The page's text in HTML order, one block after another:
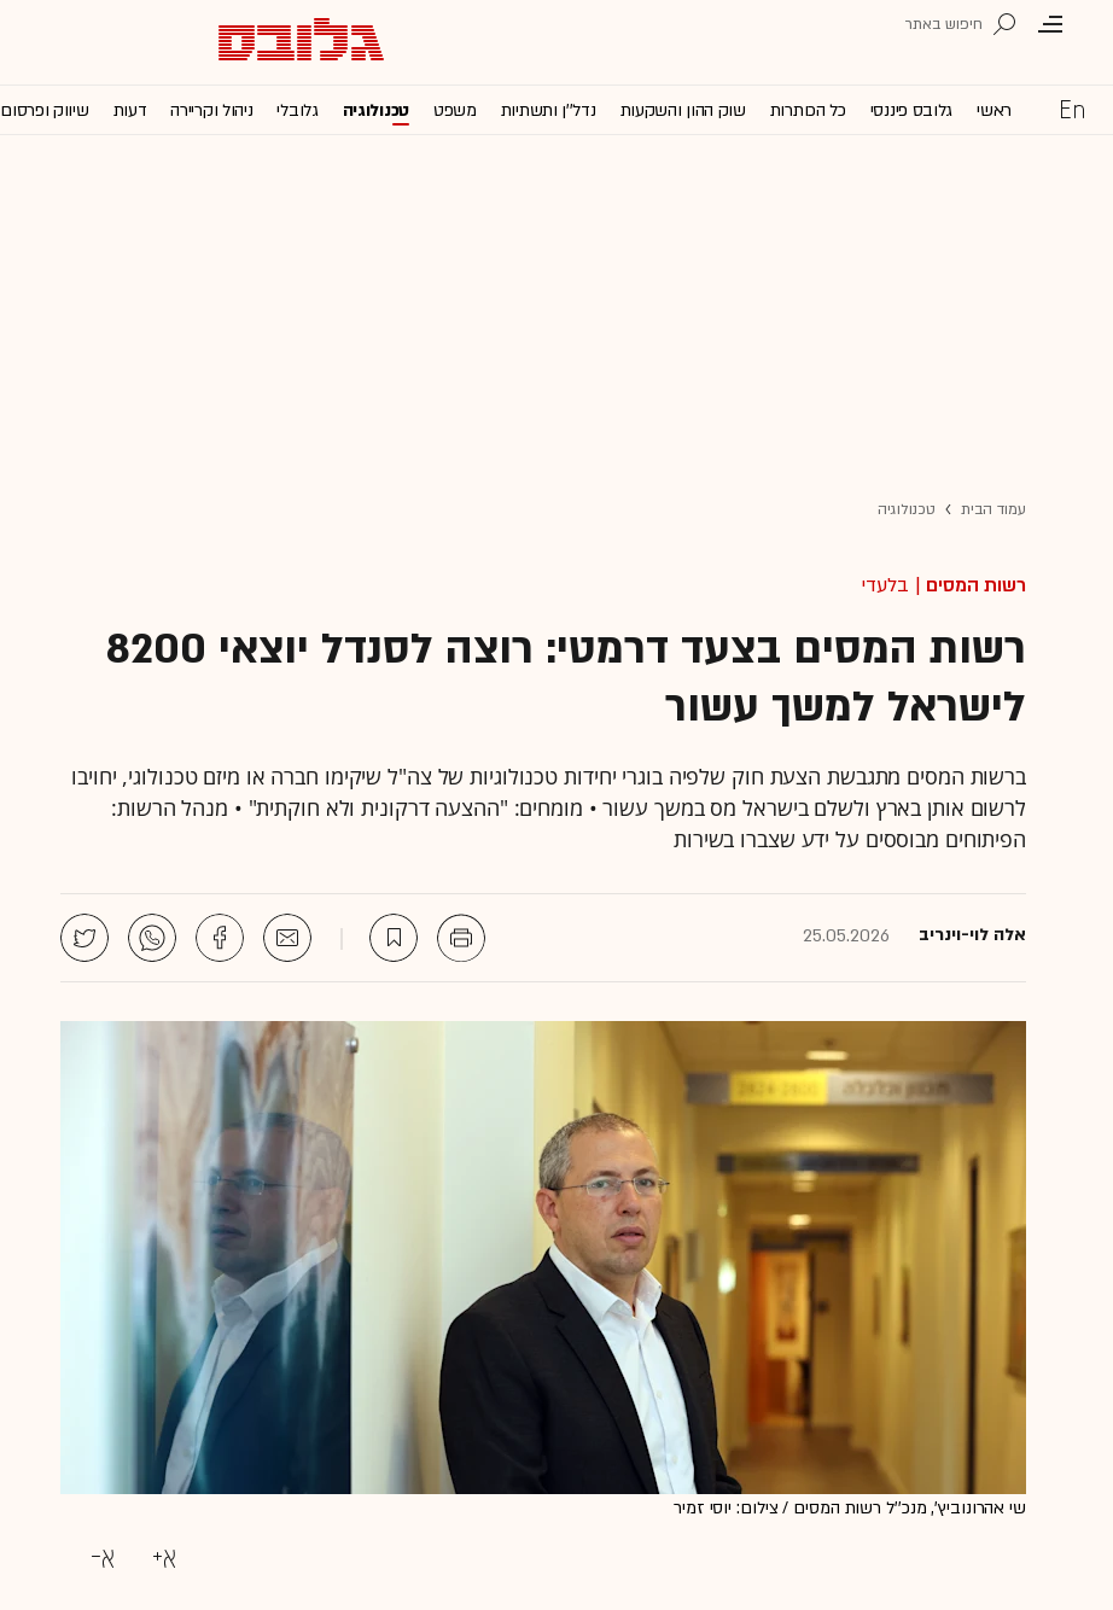
ראשי גלובס פיננסי כל הכותרות שוק ההון והשקעות נדל''ן ותשתיות משפט טכנולוגיה גלובלי ניהול וקריירה דעות שיווק ופרסום
עמוד הבית טכנולוגיה
רשות המסים | בלעדי
רשות המסים בצעד דרמטי: רוצה לסנדל יוצאי 8200
לישראל למשך עשור
ברשות המסים מתגבשת הצעת חוק שלפיה בוגרי יחידות טכנולוגיות של צה"ל שיקימו חברה או מיזם טכנולוגי, יחויבו
לרשום אותן בארץ ולשלם בישראל מס במשך עשור • מומחים: "ההצעה דרקונית ולא חוקתית" • מנהל הרשות:
הפיתוחים מבוססים על ידע שצברו בשירות
אלה לוי-וינריב 25.05.2026
שי אהרונוביץ', מנכ''ל רשות המסים / צילום: יוסי זמיר